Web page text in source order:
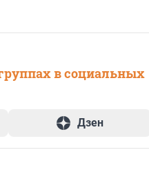
в социальных
Дзен